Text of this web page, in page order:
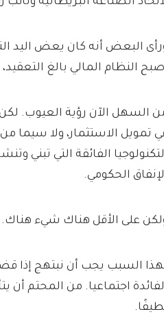
البعض أنه كان يعض اليد
النظام المالي بالغ
السهل الآن رؤية العيوب.
تمويل الاستثمار، ولا سيما
الفائقة التي تبني
الحكومي.
على الأقل هناك شيء هناك.
السبب يجب أن نبتهج إذا
اجتماعيا. من المحتم